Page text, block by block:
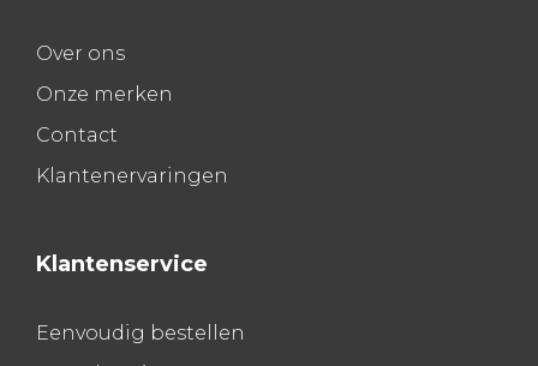
Over ons
Onze merken
Contact
Klantenervaringen
Klantenservice
Eenvoudig bestellen